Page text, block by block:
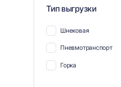
Тип выгрузки
Шнековая
Пневмотранспорт
Горка